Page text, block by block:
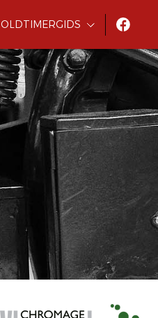
OLDTIMERGIDS